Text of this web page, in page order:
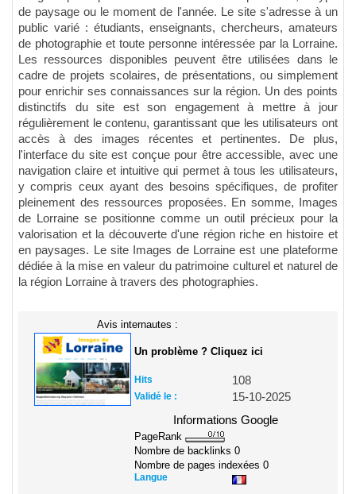
de paysage ou le moment de l'année. Le site s'adresse à un
public varié : étudiants, enseignants, chercheurs, amateurs
de photographie et toute personne intéressée par la Lorraine.
Les ressources disponibles peuvent être utilisées dans le
cadre de projets scolaires, de présentations, ou simplement
pour enrichir ses connaissances sur la région. Un des points
distinctifs du site est son engagement à mettre à jour
régulièrement le contenu, garantissant que les utilisateurs ont
accès à des images récentes et pertinentes. De plus,
l'interface du site est conçue pour être accessible, avec une
navigation claire et intuitive qui permet à tous les utilisateurs,
y compris ceux ayant des besoins spécifiques, de profiter
pleinement des ressources proposées. En somme, Images
de Lorraine se positionne comme un outil précieux pour la
valorisation et la découverte d'une région riche en histoire et
en paysages. Le site Images de Lorraine est une plateforme
dédiée à la mise en valeur du patrimoine culturel et naturel de
la région Lorraine à travers des photographies.
Avis internautes :
Un problème ? Cliquez ici
Hits 108
Validé le :
15-10-2025
Informations Google
PageRank
Nombre de backlinks 0
Nombre de pages indexées 0
Langue